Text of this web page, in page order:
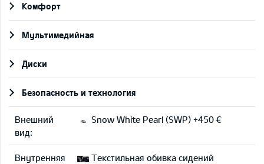
Комфорт
Мультимедийная
Диски
Безопасность и технология
Внешний
вид:
Snow White Pearl (SWP) +450 €
Внутренняя
Текстильная обивка сидений